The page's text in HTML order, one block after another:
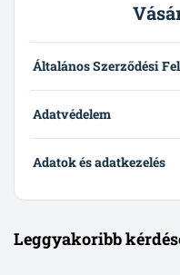
Általános Szerződési
Adatvédelem
Adatok és adatkezelés
Leggyakoribb